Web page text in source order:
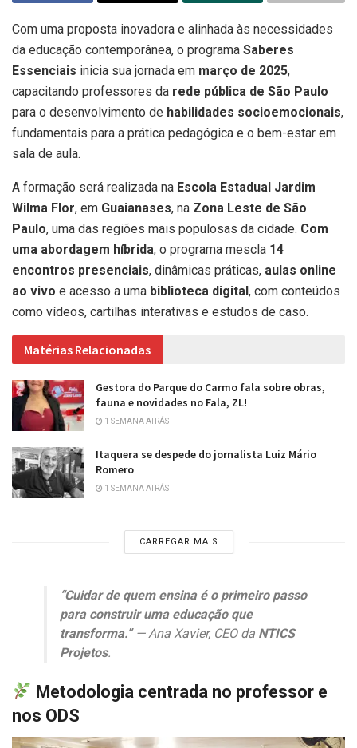
Com uma proposta inovadora e alinhada às necessidades
da educação contemporânea, o programa Saberes
Essenciais inicia sua jornada em março de 2025,
capacitando professores da rede pública de São Paulo
para o desenvolvimento de habilidades socioemocionais,
fundamentais para a prática pedagógica e o bem-estar em
sala de aula.
A formação será realizada na Escola Estadual Jardim
Wilma Flor, em Guaianases, na Zona Leste de São
Paulo, uma das regiões mais populosas da cidade. Com
uma abordagem híbrida, o programa mescla 14
encontros presenciais, dinâmicas práticas, aulas online
ao vivo e acesso a uma biblioteca digital, com conteúdos
como vídeos, cartilhas interativas e estudos de caso.
Matérias Relacionadas
Gestora do Parque do Carmo fala sobre obras,
fauna e novidades no Fala, ZL!
1 SEMANA ATRÁS
Itaquera se despede do jornalista Luiz Mário
Romero
1 SEMANA ATRÁS
CARREGAR MAIS
“Cuidar de quem ensina é o primeiro passo
para construir uma educação que
transforma.”— Ana Xavier, CEO da NTICS
Projetos.
Metodologia centrada no professor e
nos ODS